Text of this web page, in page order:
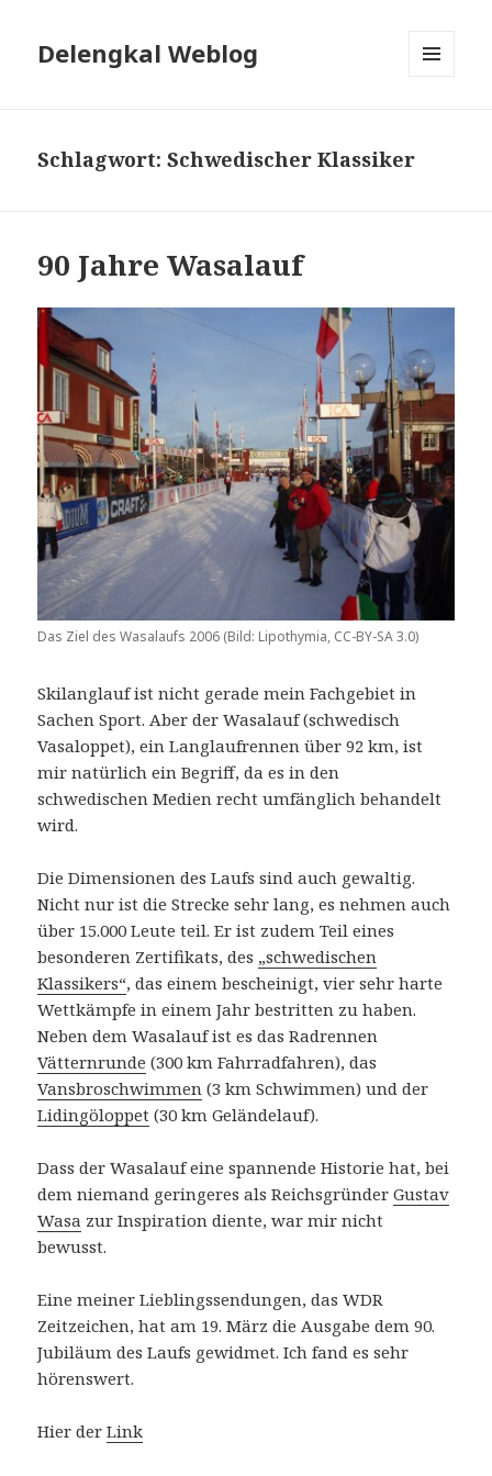
Delengkal Weblog
Schlagwort:Schwedischer Klassiker
90 Jahre Wasalauf
Das Ziel des Wasalaufs 2006 (Bild: Lipothymia, CC-BY-SA 3.0)
Skilanglauf ist nicht gerade mein Fachgebiet in
Sachen Sport. Aber der Wasalauf (schwedisch
Vasaloppet), ein Langlaufrennen über 92 km, ist
mir natürlich ein Begriff, da es in den
schwedischen Medien recht umfänglich behandelt
wird.
Die Dimensionen des Laufs sind auch gewaltig.
Nicht nur ist die Strecke sehr lang, es nehmen auch
über 15.000 Leute teil. Er ist zudem Teil eines
besonderen Zertifikats, des „schwedischen
Klassikers“, das einem bescheinigt, vier sehr harte
Wettkämpfe in einem Jahr bestritten zu haben.
Neben dem Wasalauf ist es das Radrennen
Vätternrunde (300 km Fahrradfahren), das
Vansbroschwimmen (3 km Schwimmen) und der
Lidingöloppet (30 km Geländelauf).
Dass der Wasalauf eine spannende Historie hat, bei
dem niemand geringeres als ReichsgründerGustav
Wasa zur Inspiration diente, war mir nicht
bewusst.
Eine meiner Lieblingssendungen, das WDR
Zeitzeichen, hat am 19. März die Ausgabe dem 90.
Jubiläum des Laufs gewidmet. Ich fand es sehr
hörenswert.
Hier derLink